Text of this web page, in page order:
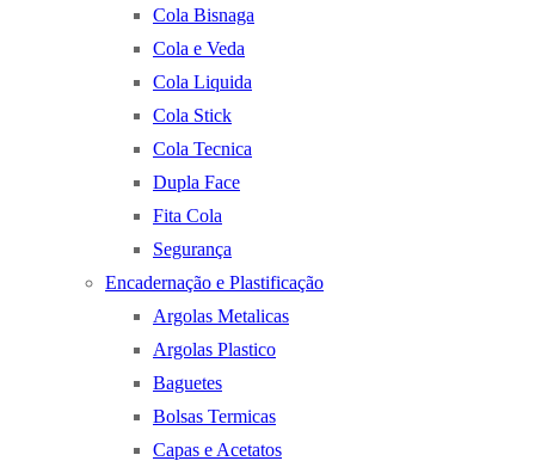
Cola Bisnaga
Cola e Veda
Cola Liquida
Cola Stick
Cola Tecnica
Dupla Face
Fita Cola
Segurança
Encadernação e Plastificação
Argolas Metalicas
Argolas Plastico
Baguetes
Bolsas Termicas
Capas e Acetatos